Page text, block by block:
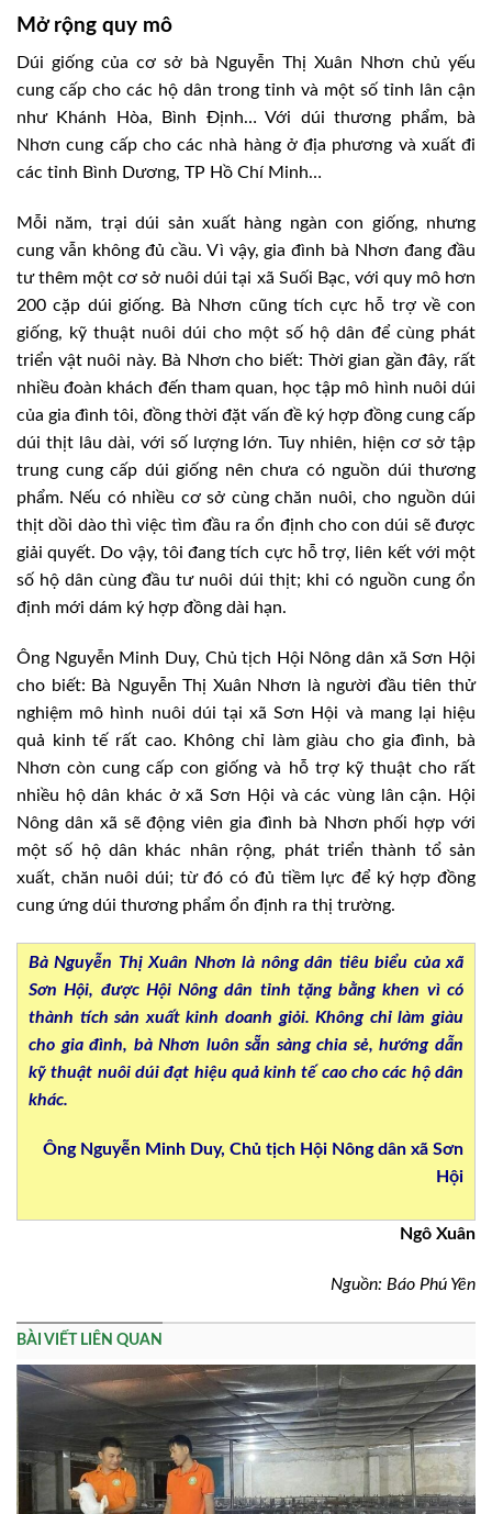
Mở rộng quy mô
Dúi giống của cơ sở bà Nguyễn Thị Xuân Nhơn chủ yếu
cung cấp cho các hộ dân trong tỉnh và một số tỉnh lân cận
như Khánh Hòa, Bình Định… Với dúi thương phẩm, bà
Nhơn cung cấp cho các nhà hàng ở địa phương và xuất đi
các tỉnh Bình Dương, TP Hồ Chí Minh…
Mỗi năm, trại dúi sản xuất hàng ngàn con giống, nhưng
cung vẫn không đủ cầu. Vì vậy, gia đình bà Nhơn đang đầu
tư thêm một cơ sở nuôi dúi tại xã Suối Bạc, với quy mô hơn
200 cặp dúi giống. Bà Nhơn cũng tích cực hỗ trợ về con
giống, kỹ thuật nuôi dúi cho một số hộ dân để cùng phát
triển vật nuôi này. Bà Nhơn cho biết: Thời gian gần đây, rất
nhiều đoàn khách đến tham quan, học tập mô hình nuôi dúi
của gia đình tôi, đồng thời đặt vấn đề ký hợp đồng cung cấp
dúi thịt lâu dài, với số lượng lớn. Tuy nhiên, hiện cơ sở tập
trung cung cấp dúi giống nên chưa có nguồn dúi thương
phẩm. Nếu có nhiều cơ sở cùng chăn nuôi, cho nguồn dúi
thịt dồi dào thì việc tìm đầu ra ổn định cho con dúi sẽ được
giải quyết. Do vậy, tôi đang tích cực hỗ trợ, liên kết với một
số hộ dân cùng đầu tư nuôi dúi thịt; khi có nguồn cung ổn
định mới dám ký hợp đồng dài hạn.
Ông Nguyễn Minh Duy, Chủ tịch Hội Nông dân xã Sơn Hội
cho biết: Bà Nguyễn Thị Xuân Nhơn là người đầu tiên thử
nghiệm mô hình nuôi dúi tại xã Sơn Hội và mang lại hiệu
quả kinh tế rất cao. Không chỉ làm giàu cho gia đình, bà
Nhơn còn cung cấp con giống và hỗ trợ kỹ thuật cho rất
nhiều hộ dân khác ở xã Sơn Hội và các vùng lân cận. Hội
Nông dân xã sẽ động viên gia đình bà Nhơn phối hợp với
một số hộ dân khác nhân rộng, phát triển thành tổ sản
xuất, chăn nuôi dúi; từ đó có đủ tiềm lực để ký hợp đồng
cung ứng dúi thương phẩm ổn định ra thị trường.
Bà Nguyễn Thị Xuân Nhơn là nông dân tiêu biểu của xã
Sơn Hội, được Hội Nông dân tỉnh tặng bằng khen vì có
thành tích sản xuất kinh doanh giỏi. Không chỉ làm giàu
cho gia đình, bà Nhơn luôn sẵn sàng chia sẻ, hướng dẫn
kỹ thuật nuôi dúi đạt hiệu quả kinh tế cao cho các hộ dân
khác.
Ông Nguyễn Minh Duy, Chủ tịch Hội Nông dân xã Sơn
Hội
Ngô Xuân
Nguồn: Báo Phú Yên
BÀI VIẾT LIÊN QUAN